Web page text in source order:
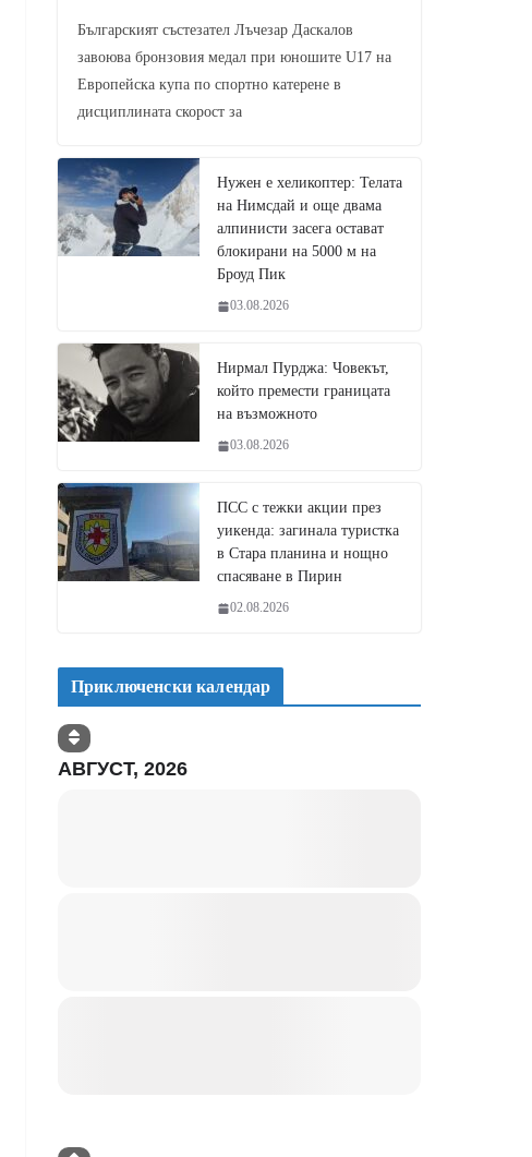
Българският състезател Лъчезар Даскалов
завоюва бронзовия медал при юношите U17 на
Европейска купа по спортно катерене в
дисциплината скорост за
Нужен е хеликоптер: Телата
на Нимсдай и още двама
алпинисти засега остават
блокирани на 5000 м на
Броуд Пик
03.08.2026
Нирмал Пурджа: Човекът,
който премести границата
на възможното
03.08.2026
ПСС с тежки акции през
уикенда: загинала туристка
в Стара планина и нощно
спасяване в Пирин
02.08.2026
Приключенски календар
АВГУСТ, 2026